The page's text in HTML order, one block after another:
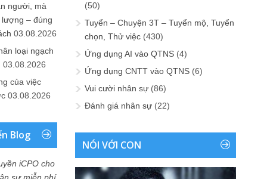
người, mà
– đúng
03.08.2026
loại ngạch
03.08.2026
của việc
03.08.2026
Blog
iCPO cho
(50)
Tuyển – Chuyện 3T – Tuyển mộ, Tuyển
chọn, Thử việc (430)
Ứng dụng AI vào QTNS (4)
Ứng dụng CNTT vào QTNS (6)
Vui cười nhân sự (86)
Đánh giá nhân sự (22)
NÓI VỚI CON